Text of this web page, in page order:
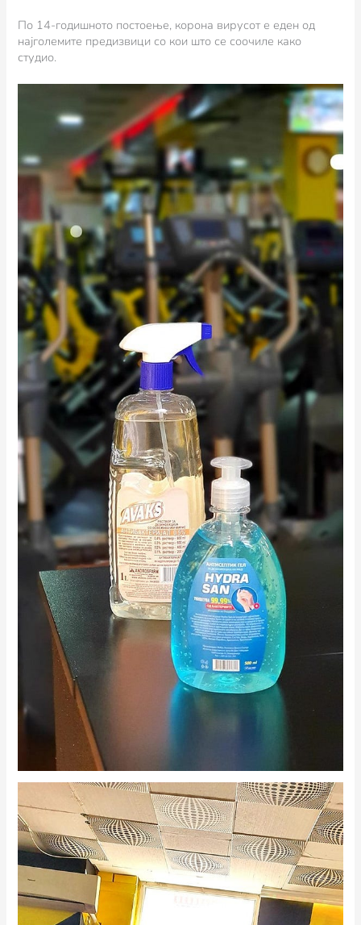
По 14-годишното постоење, корона вирусот е еден од
најголемите предизвици со кои што се соочиле како
студио.